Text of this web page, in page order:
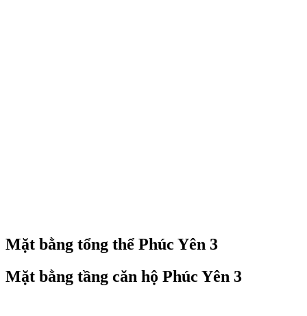
Mặt bằng tổng thể Phúc Yên 3
Mặt bằng tầng căn hộ Phúc Yên 3